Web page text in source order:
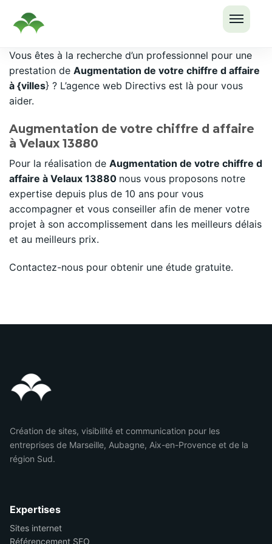
LE
MENU
Passer
au
contenu
Vous êtes à la recherche d’un professionnel pour une
prestation de Augmentation de votre chiffre d affaire
à {villes} ? L’agence web Directivs est là pour vous
aider.
Augmentation de votre chiffre d affaire
à Velaux 13880
Pour la réalisation de Augmentation de votre chiffre d
affaire à Velaux 13880 nous vous proposons notre
expertise depuis plus de 10 ans pour vous
accompagner et vous conseiller afin de mener votre
projet à son accomplissement dans les meilleurs délais
et au meilleurs prix.
Contactez-nous pour obtenir une étude gratuite.
Création de sites, visibilité et communication pour les
entreprises de Marseille, Aubagne, Aix-en-Provence et de la
région Sud.
Expertises
Sites internet
Référencement SEO